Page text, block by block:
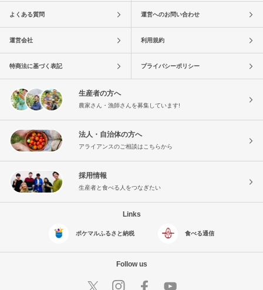
よくある質問 運営へのお問い合わせ
運営会社 利用規約
特商法に基づく表記 プライバシーポリシー
生産者の方へ
農家さん・漁師さんを募集しています!
法人・自治体の方へ
アライアンスのご相談はこちらから
採用情報
生産者と食べる人をつなぎたい
Links
ポケマルふるさと納税 食べる通信
Follow us